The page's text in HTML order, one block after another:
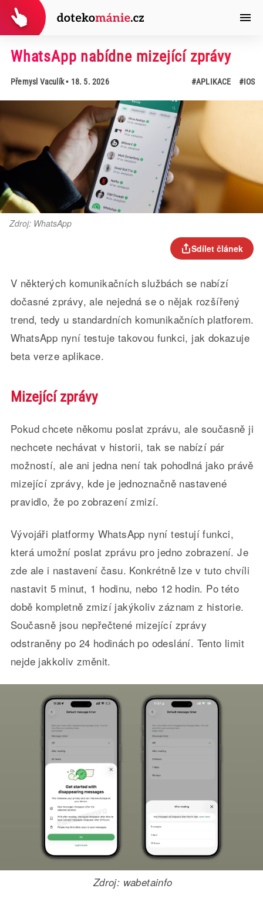
WhatsApp nabídne mizející zprávy
Přemysl Vaculík• 18. 5. 2026 #APLIKACE #IOS
Zdroj: WhatsApp
Sdílet článek
V některých komunikačních službách se nabízí
dočasné zprávy, ale nejedná se o nějak rozšířený
trend, tedy u standardních komunikačních platforem.
WhatsApp nyní testuje takovou funkci, jak dokazuje
beta verze aplikace.
Mizející zprávy
Pokud chcete někomu poslat zprávu, ale současně ji
nechcete nechávat v historii, tak se nabízí pár
možností, ale ani jedna není tak pohodlná jako právě
mizející zprávy, kde je jednoznačně nastavené
pravidlo, že po zobrazení zmizí.
Vývojáři platformy WhatsApp nyní testují funkci,
která umožní poslat zprávu pro jedno zobrazení. Je
zde ale i nastavení času. Konkrétně lze v tuto chvíli
nastavit 5 minut, 1 hodinu, nebo 12 hodin. Po této
době kompletně zmizí jakýkoliv záznam z historie.
Současně jsou nepřečtené mizející zprávy
odstraněny po 24 hodinách po odeslání. Tento limit
nejde jakkoliv změnit.
Zdroj: wabetainfo